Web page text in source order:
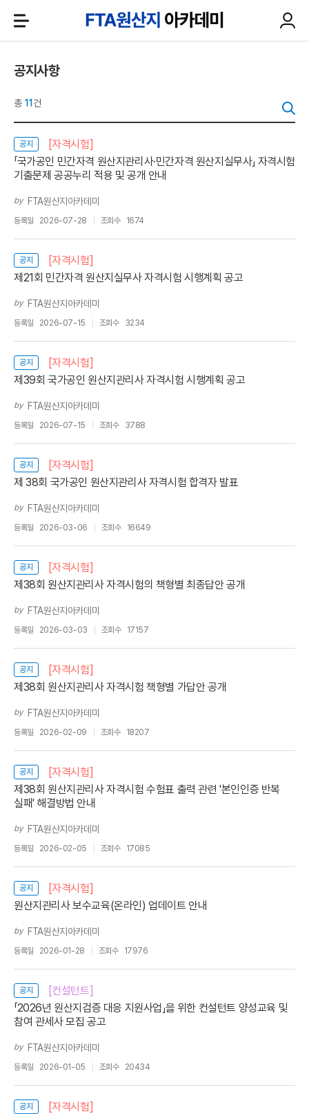
공지사항
총 11 건
공지
[자격시험]
「국가공인 민간자격 원산지관리사·민간자격 원산지실무사」 자격시험
기출문제 공공누리 적용 및 공개 안내
by FTA원산지아카데미
등록일 2026-07-28 조회수 1674
공지
[자격시험]
제21회 민간자격 원산지실무사 자격시험 시행계획 공고
by FTA원산지아카데미
등록일 2026-07-15 조회수 3234
공지
[자격시험]
제39회 국가공인 원산지관리사 자격시험 시행계획 공고
by FTA원산지아카데미
등록일 2026-07-15 조회수 3788
공지
[자격시험]
제 38회 국가공인 원산지관리사 자격시험 합격자 발표
by FTA원산지아카데미
등록일 2026-03-06 조회수 16649
공지
[자격시험]
제38회 원산지관리사 자격시험의 책형별 최종답안 공개
by FTA원산지아카데미
등록일 2026-03-03 조회수 17157
공지
[자격시험]
제38회 원산지관리사 자격시험 책형별 가답안 공개
by FTA원산지아카데미
등록일 2026-02-09 조회수 18207
공지
[자격시험]
제38회 원산지관리사 자격시험 수험표 출력 관련 '본인인증 반복
실패' 해결방법 안내
by FTA원산지아카데미
등록일 2026-02-05 조회수 17085
공지
[자격시험]
원산지관리사 보수교육(온라인) 업데이트 안내
by FTA원산지아카데미
등록일 2026-01-28 조회수 17976
공지
[컨설턴트]
「2026년 원산지검증 대응 지원사업」을 위한 컨설턴트 양성교육 및
참여 관세사 모집 공고
by FTA원산지아카데미
등록일 2026-01-05 조회수 20434
공지
[자격시험]